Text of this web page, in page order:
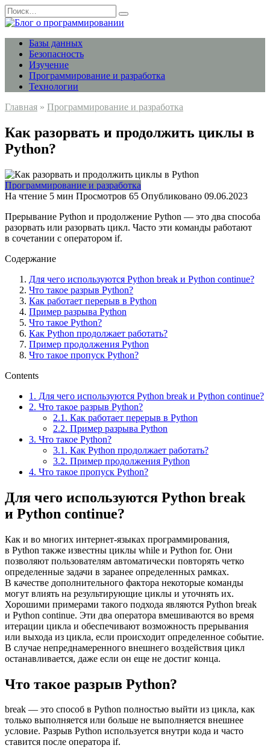
Перейти
к
содержанию
Search
for:
Базы данных
Безопасность
Изучение
Программирование и разработка
Технологии
Главная » Программирование и разработка
Как разорвать и продолжить циклы в
Python?
Программирование и разработка
На чтение 5 мин Просмотров 65 Опубликовано 09.06.2023
Прерывание Python и продолжение Python — это два способа
разорвать или разорвать цикл. Часто эти команды работают
в сочетании с оператором if.
Содержание
Для чего используются Python break и Python continue?
Что такое разрыв Python?
Как работает перерыв в Python
Пример разрыва Python
Что такое Python?
Как Python продолжает работать?
Пример продолжения Python
Что такое пропуск Python?
Contents
1. Для чего используются Python break и Python continue?
2. Что такое разрыв Python?
2.1. Как работает перерыв в Python
2.2. Пример разрыва Python
3. Что такое Python?
3.1. Как Python продолжает работать?
3.2. Пример продолжения Python
4. Что такое пропуск Python?
Для чего используются Python break
и Python continue?
Как и во многих интернет-языках программирования,
в Python также известны циклы while и Python for. Они
позволяют пользователям автоматически повторять четко
определенные задачи в заранее определенных рамках.
В качестве дополнительного фактора некоторые команды
могут влиять на результирующие циклы и уточнять их.
Хорошими примерами такого подхода являются Python break
и Python continue. Эти два оператора вмешиваются во время
итерации цикла и обеспечивают возможность прерывания
или выхода из цикла, если происходит определенное событие.
В случае непреднамеренного внешнего воздействия цикл
останавливается, даже если он еще не достиг конца.
Что такое разрыв Python?
break — это способ в Python полностью выйти из цикла, как
только выполняется или больше не выполняется внешнее
условие. Разрыв Python используется внутри кода и часто
ставится после оператора if.